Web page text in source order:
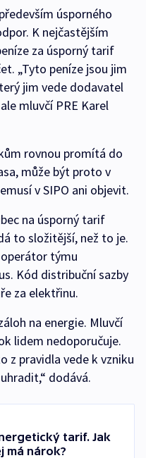
úsporného
K nejčastějším
za úsporný tarif
„Tyto peníze jsou jim
jim vede dodavatel
mluvčí PRE Karel
rovnou promítá do
může být proto v
v SIPO ani objevit.
na úsporný tarif
to složitější, než to je.
týmu
Kód distribuční sazby
za elektřinu.
na energie. Mluvčí
lidem nedoporučuje.
z pravidla vede k vzniku
dodává.
tarif. Jak
má nárok?